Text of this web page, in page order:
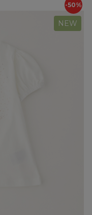
-50%
NEW